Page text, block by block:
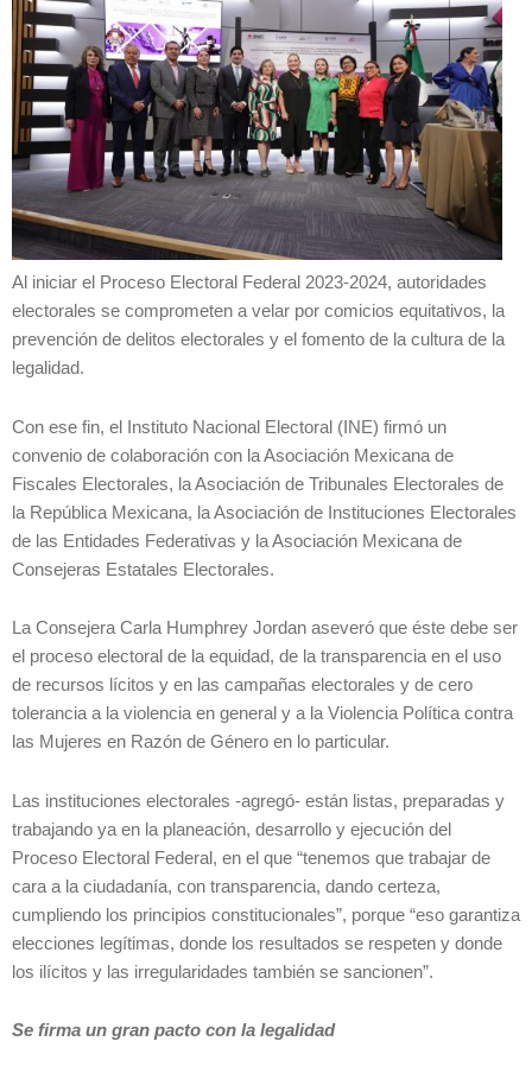
Al iniciar el Proceso Electoral Federal 2023-2024, autoridades
electorales se comprometen a velar por comicios equitativos, la
prevención de delitos electorales y el fomento de la cultura de la
legalidad.
Con ese fin, el Instituto Nacional Electoral (INE) firmó un
convenio de colaboración con la Asociación Mexicana de
Fiscales Electorales, la Asociación de Tribunales Electorales de
la República Mexicana, la Asociación de Instituciones Electorales
de las Entidades Federativas y la Asociación Mexicana de
Consejeras Estatales Electorales.
La Consejera Carla Humphrey Jordan aseveró que éste debe ser
el proceso electoral de la equidad, de la transparencia en el uso
de recursos lícitos y en las campañas electorales y de cero
tolerancia a la violencia en general y a la Violencia Política contra
las Mujeres en Razón de Género en lo particular.
Las instituciones electorales -agregó- están listas, preparadas y
trabajando ya en la planeación, desarrollo y ejecución del
Proceso Electoral Federal, en el que “tenemos que trabajar de
cara a la ciudadanía, con transparencia, dando certeza,
cumpliendo los principios constitucionales”, porque “eso garantiza
elecciones legítimas, donde los resultados se respeten y donde
los ilícitos y las irregularidades también se sancionen”.
Se firma un gran pacto con la legalidad